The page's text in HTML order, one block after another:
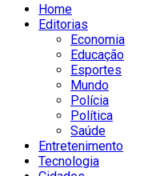
Home
Editorias
Economia
Educação
Esportes
Mundo
Polícia
Política
Saúde
Entretenimento
Tecnologia